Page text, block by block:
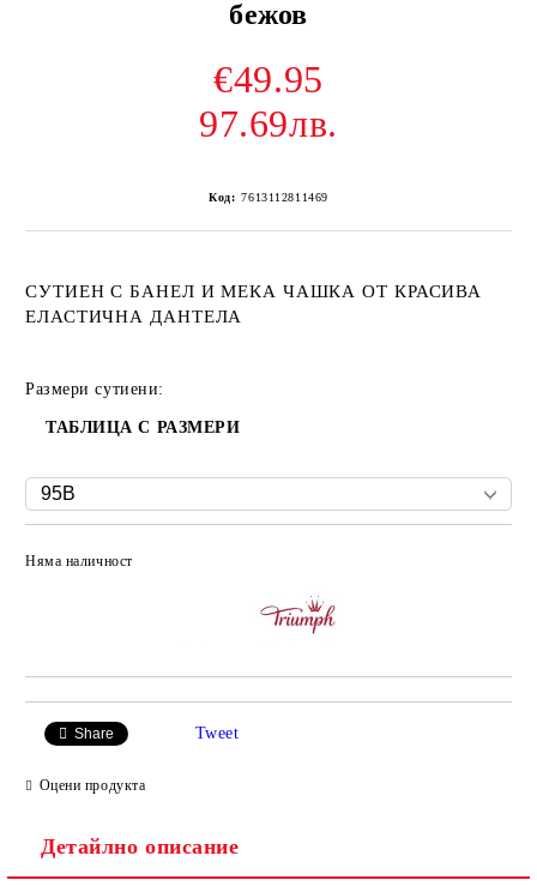
бежов
€49.95
97.69лв.
Код: 7613112811469
СУТИЕН С БАНЕЛ И МЕКА ЧАШКА ОТ КРАСИВА
ЕЛАСТИЧНА ДАНТЕЛА
Размери сутиени:
ТАБЛИЦА С РАЗМЕРИ
Няма наличност
Share Tweet
Оцени продукта
Детайлно описание